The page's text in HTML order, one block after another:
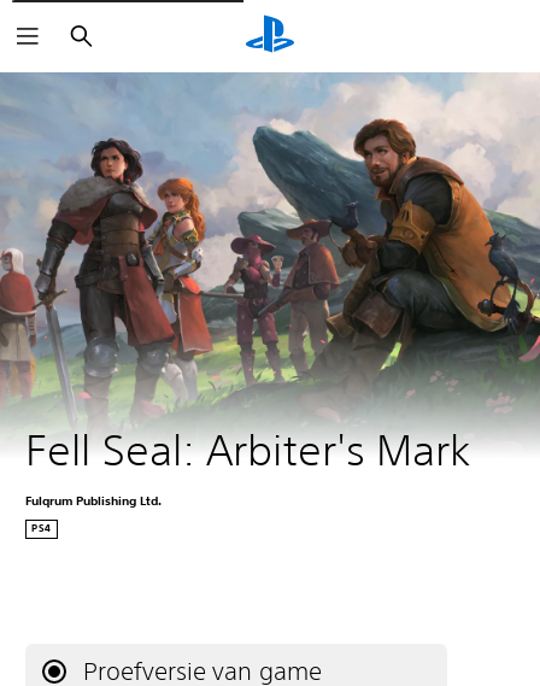
Zoeken
Fell Seal: Arbiter's Mark
Fulqrum Publishing Ltd.
PS4
Proefversie van game